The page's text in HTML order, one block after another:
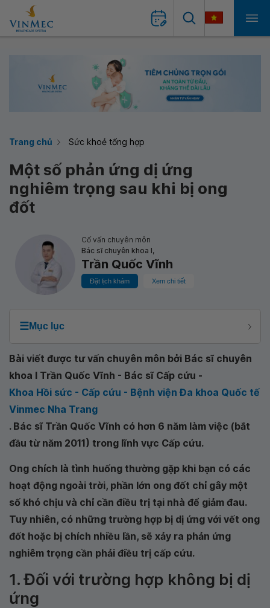
Trang chủ Sức khoẻ tổng hợp
Một số phản ứng dị ứng
nghiêm trọng sau khi bị ong
đốt
Cố vấn chuyên môn
Bác sĩ chuyên khoa I,
Trần Quốc Vĩnh
Đặt lịch khám Xem chi tiết
☰Mục lục
Bài viết được tư vấn chuyên môn bởi Bác sĩ chuyên
khoa I Trần Quốc Vĩnh - Bác sĩ Cấp cứu -
Khoa Hồi sức - Cấp cứu - Bệnh viện Đa khoa Quốc tế
Vinmec Nha Trang
. Bác sĩ Trần Quốc Vĩnh có hơn 6 năm làm việc (bắt
đầu từ năm 2011) trong lĩnh vực Cấp cứu.
Ong chích là tình huống thường gặp khi bạn có các
hoạt động ngoài trời, phần lớn ong đốt chỉ gây một
số khó chịu và chỉ cần điều trị tại nhà để giảm đau.
Tuy nhiên, có những trường hợp bị dị ứng với vết ong
đốt hoặc bị chích nhiều lần, sẽ xảy ra phản ứng
nghiêm trọng cần phải điều trị cấp cứu.
1. Đối với trường hợp không bị dị
ứng